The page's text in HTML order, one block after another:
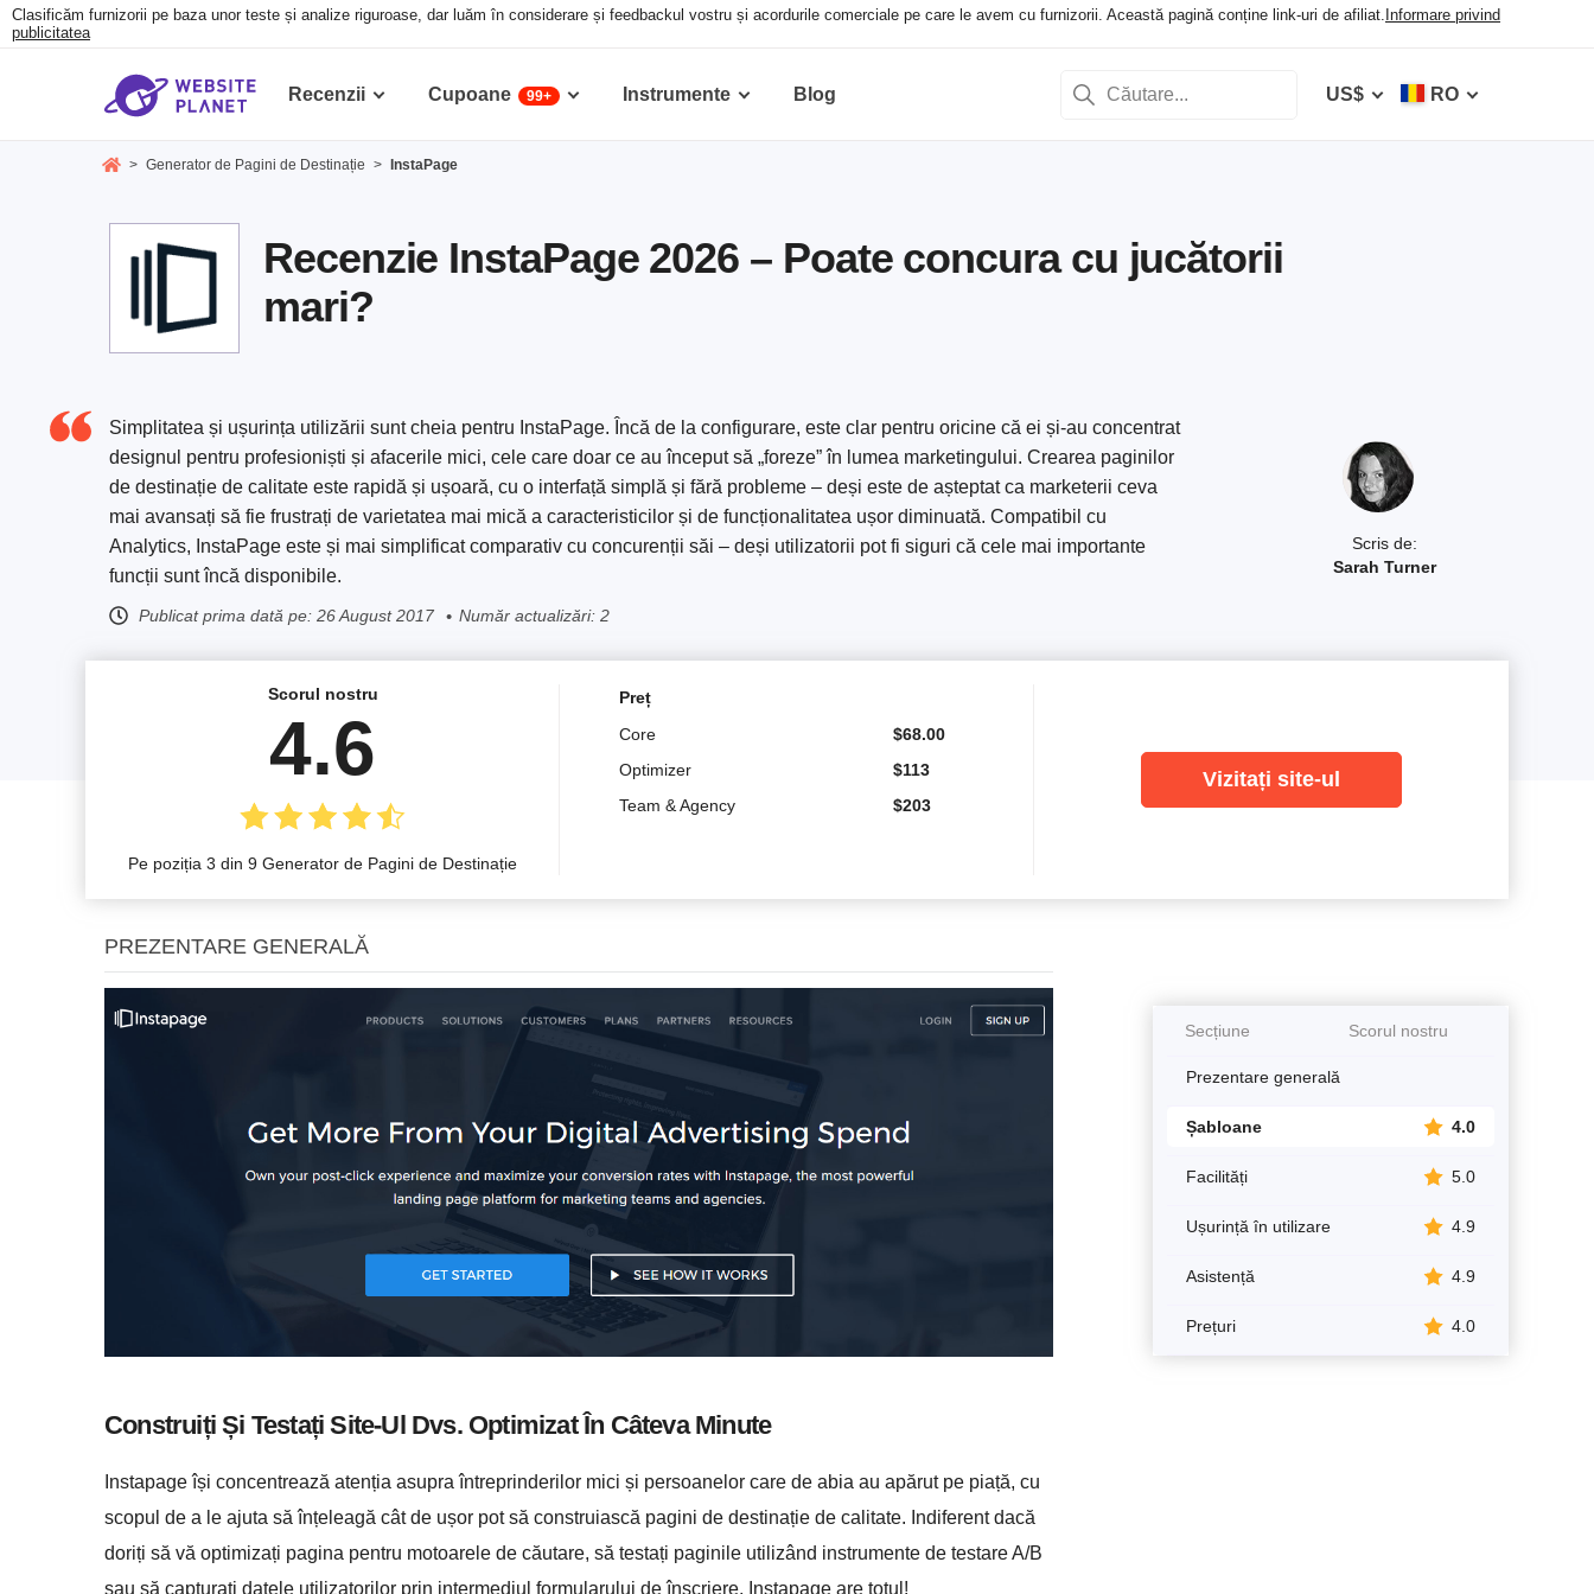
Clasificăm furnizorii pe baza unor teste și analize riguroase, dar luăm în considerare și feedbackul vostru și acordurile comerciale pe care le avem cu furnizorii. Această pagină conține link-uri de afiliat. Informare privind
publicitatea
Recenzii Cupoane 99+ Instrumente Blog US$ RO
> Generator de Pagini de Destinație > InstaPage
Recenzie InstaPage 2026 – Poate concura cu jucătorii
mari?
Scris de:
Sarah Turner
Simplitatea și ușurința utilizării sunt cheia pentru InstaPage. Încă de la configurare, este clar pentru oricine că ei și-au concentrat
designul pentru profesioniști și afacerile mici, cele care doar ce au început să „foreze” în lumea marketingului. Crearea paginilor
de destinație de calitate este rapidă și ușoară, cu o interfață simplă și fără probleme – deși este de așteptat ca marketerii ceva
mai avansați să fie frustrați de varietatea mai mică a caracteristicilor și de funcționalitatea ușor diminuată. Compatibil cu
Analytics, InstaPage este și mai simplificat comparativ cu concurenții săi – deși utilizatorii pot fi siguri că cele mai importante
funcții sunt încă disponibile.
Publicat prima dată pe: 26 August 2017 Număr actualizări: 2
Scorul nostru
4.6
Pe poziția 3 din 9 Generator de Pagini de Destinație
Preț
Core
$68.00
Optimizer
$113
Team & Agency
$203
Vizitați site-ul
PREZENTARE GENERALĂ
Construiți Și Testați Site-Ul Dvs. Optimizat În Câteva Minute
Instapage își concentrează atenția asupra întreprinderilor mici și persoanelor care de abia au apărut pe piață, cu
scopul de a le ajuta să înțeleagă cât de ușor pot să construiască pagini de destinație de calitate. Indiferent dacă
doriți să vă optimizați pagina pentru motoarele de căutare, să testați paginile utilizând instrumente de testare A/B
sau să capturați datele utilizatorilor prin intermediul formularului de înscriere, Instapage are totul!
Secțiune Scorul nostru
Prezentare generală
Șabloane 4.0
Facilități 5.0
Ușurință în utilizare 4.9
Asistență 4.9
Prețuri 4.0